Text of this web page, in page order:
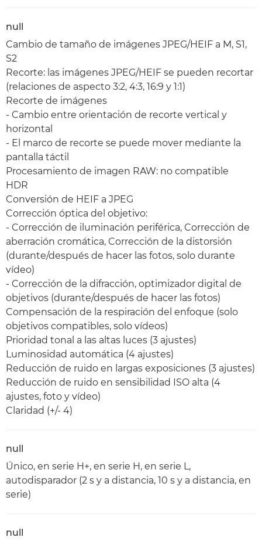
null
Cambio de tamaño de imágenes JPEG/HEIF a M, S1,
S2
Recorte: las imágenes JPEG/HEIF se pueden recortar
(relaciones de aspecto 3:2, 4:3, 16:9 y 1:1)
Recorte de imágenes
- Cambio entre orientación de recorte vertical y
horizontal
- El marco de recorte se puede mover mediante la
pantalla táctil
Procesamiento de imagen RAW: no compatible
HDR
Conversión de HEIF a JPEG
Corrección óptica del objetivo:
- Corrección de iluminación periférica, Corrección de
aberración cromática, Corrección de la distorsión
(durante/después de hacer las fotos, solo durante
vídeo)
- Corrección de la difracción, optimizador digital de
objetivos (durante/después de hacer las fotos)
Compensación de la respiración del enfoque (solo
objetivos compatibles, solo vídeos)
Prioridad tonal a las altas luces (3 ajustes)
Luminosidad automática (4 ajustes)
Reducción de ruido en largas exposiciones (3 ajustes)
Reducción de ruido en sensibilidad ISO alta (4
ajustes, foto y vídeo)
Claridad (+/- 4)
null
Único, en serie H+, en serie H, en serie L,
autodisparador (2 s y a distancia, 10 s y a distancia, en
serie)
null